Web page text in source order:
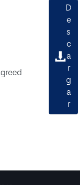
D
e
s
c
a
r
g
a
r